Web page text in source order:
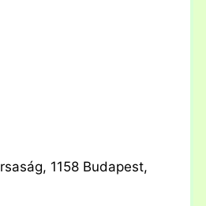
1158 Budapest,